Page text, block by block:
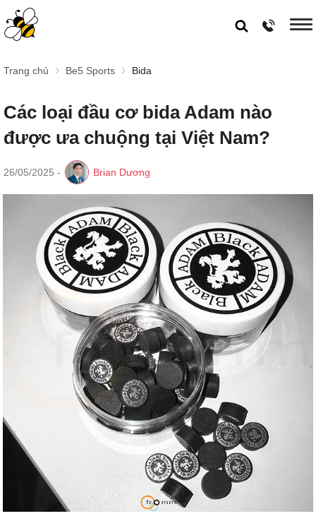
Trang chủ Be5 Sports Bida
Các loại đầu cơ bida Adam nào
được ưa chuộng tại Việt Nam?
26/05/2025 - Brian Dương